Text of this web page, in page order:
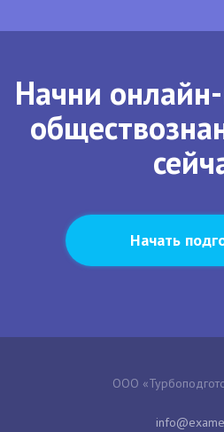
Начни
Начать
ООО